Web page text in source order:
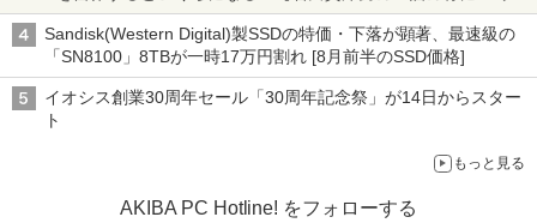
ーム』】
Sandisk(Western Digital)製SSDの特価・下落が顕著、最速級の
「SN8100」8TBが一時17万円割れ [8月前半のSSD価格]
イオシス創業30周年セール「30周年記念祭」が14日からスター
ト
もっと見る
AKIBA PC Hotline! をフォローする